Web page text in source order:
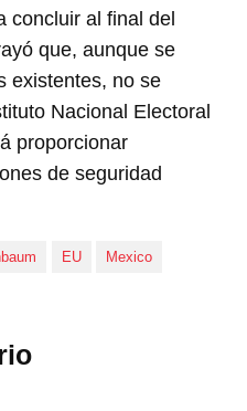
concluir al final del
que, aunque se
existentes, no se
Nacional Electoral
proporcionar
de seguridad
EU Mexico